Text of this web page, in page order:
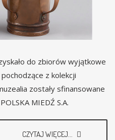
do zbiorów wyjątkowe
z kolekcji
zostały sfinansowane
MIEDŹ S.A.
CZYTAJ WIĘCEJ...